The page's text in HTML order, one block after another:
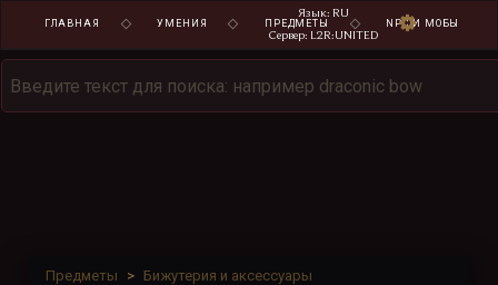
ГЛАВНАЯ УМЕНИЯ ПРЕДМЕТЫ NPC И МОБЫ
Язык: RU
Сервер: L2R:UNITED
Предметы
Бижутерия и аксессуары